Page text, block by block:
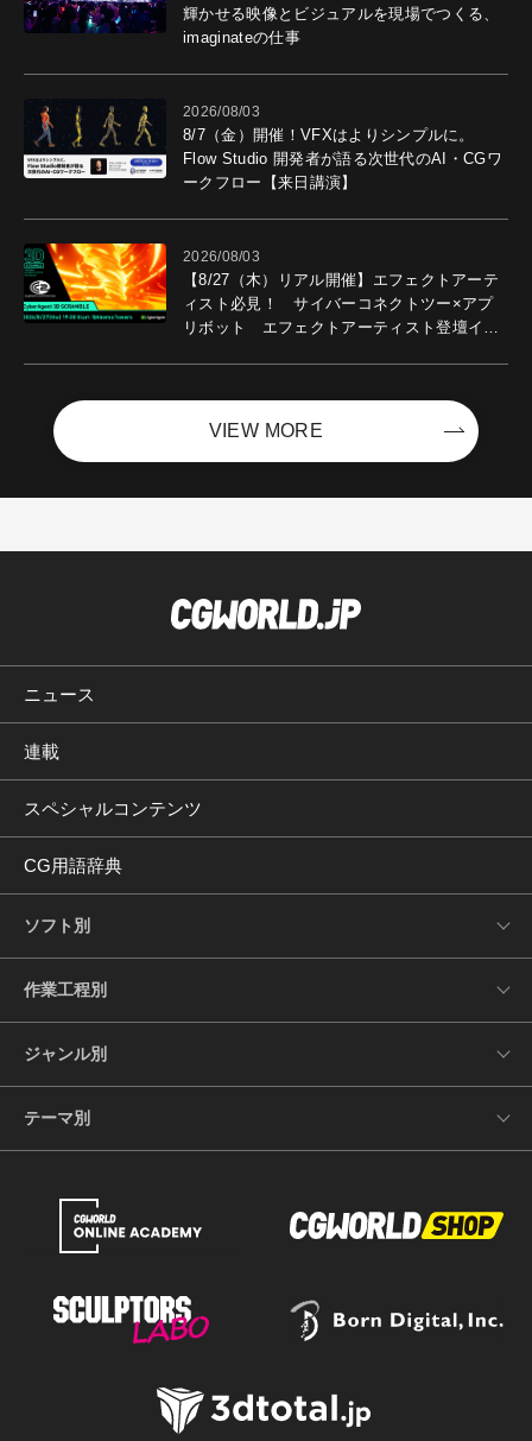
輝かせる映像とビジュアルを現場でつくる、
imaginateの仕事
2026/08/03
8/7（金）開催！VFXはよりシンプルに。
Flow Studio 開発者が語る次世代のAI・CGワ
ークフロー【来日講演】
2026/08/03
【8/27（木）リアル開催】エフェクトアーテ
ィスト必見！ サイバーコネクトツー×アプ
リボット エフェクトアーティスト登壇イベ
VIEW MORE
ニュース
連載
スペシャルコンテンツ
CG用語辞典
ソフト別
作業工程別
ジャンル別
テーマ別